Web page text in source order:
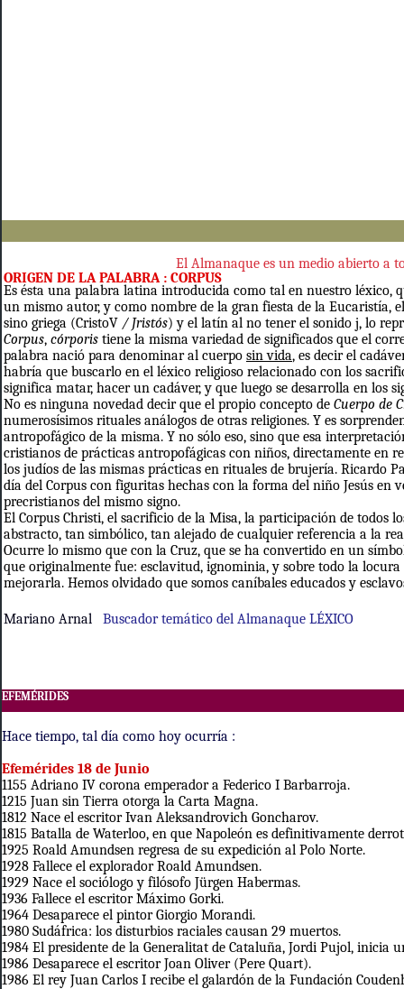
El Almanaque es un medio abierto a
ORIGEN DE LA PALABRA : CORPUS
Es ésta una palabra latina introducida como tal en nuestro léxico,
un mismo autor, y como nombre de la gran fiesta de la Eucaristía, el
sino griega (CristoV / Jristós) y el latín al no tener el sonido j, lo
Corpus, córporis tiene la misma variedad de significados que el
palabra nació para denominar al cuerpo sin vida, es decir el
habría que buscarlo en el léxico religioso relacionado con los
significa matar, hacer un cadáver, y que luego se desarrolla en los
No es ninguna novedad decir que el propio concepto de Cuerpo de
numerosísimos rituales análogos de otras religiones. Y es
antropofágico de la misma. Y no sólo eso, sino que esa
cristianos de prácticas antropofágicas con niños, directamente en
los judíos de las mismas prácticas en rituales de brujería. Ricardo
día del Corpus con figuritas hechas con la forma del niño Jesús en
precristianos del mismo signo.
El Corpus Christi, el sacrificio de la Misa, la participación de todos
abstracto, tan simbólico, tan alejado de cualquier referencia a la
Ocurre lo mismo que con la Cruz, que se ha convertido en un
que originalmente fue: esclavitud, ignominia, y sobre todo la
mejorarla. Hemos olvidado que somos caníbales educados y
Mariano Arnal Buscador temático del Almanaque LÉXICO
EFEMÉRIDES
Hace tiempo, tal día como hoy ocurría :
Efemérides 18 de Junio
1155 Adriano IV corona emperador a Federico I Barbarroja.
1215 Juan sin Tierra otorga la Carta Magna.
1812 Nace el escritor Ivan Aleksandrovich Goncharov.
1815 Batalla de Waterloo, en que Napoleón es definitivamente
1925 Roald Amundsen regresa de su expedición al Polo Norte.
1928 Fallece el explorador Roald Amundsen.
1929 Nace el sociólogo y filósofo Jürgen Habermas.
1936 Fallece el escritor Máximo Gorki.
1964 Desaparece el pintor Giorgio Morandi.
1980 Sudáfrica: los disturbios raciales causan 29 muertos.
1984 El presidente de la Generalitat de Cataluña, Jordi Pujol, inicia
1986 Desaparece el escritor Joan Oliver (Pere Quart).
1986 El rey Juan Carlos I recibe el galardón de la Fundación